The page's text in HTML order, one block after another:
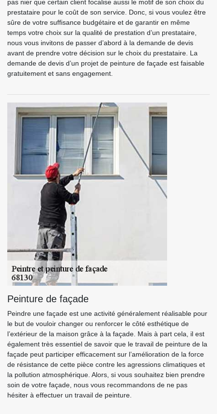
pas nier que certain client focalise aussi le motif de son choix du
prestataire pour le coût de son service. Donc, si vous voulez être
sûre de votre suffisance budgétaire et de garantir en même
temps votre choix sur la qualité de prestation d’un prestataire,
nous vous invitons de passer d’abord à la demande de devis
avant de prendre votre décision sur le choix du prestataire. La
demande de devis d’un projet de peinture de façade est faisable
gratuitement et sans engagement.
Peinture de façade
Peindre une façade est une activité généralement réalisable pour
le but de vouloir changer ou renforcer le côté esthétique de
l’extérieur de la maison grâce à la façade. Mais à part cela, il est
également très essentiel de savoir que le travail de peinture de la
façade peut participer efficacement sur l’amélioration de la force
de résistance de cette pièce contre les agressions climatiques et
la pollution atmosphérique. Alors, si vous souhaitez bien prendre
soin de votre façade, nous vous recommandons de ne pas
hésiter à effectuer un travail de peinture.